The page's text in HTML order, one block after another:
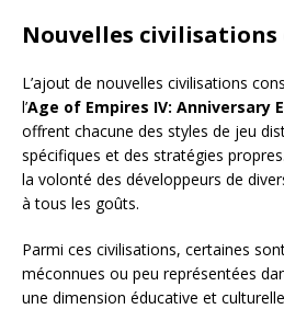
Nouvelles
L’ajout de nouvelles civilisations
l’Age of Empires IV: Anniversary
offrent chacune des styles de jeu
spécifiques et des stratégies
la volonté des développeurs de
à tous les goûts.
Parmi ces civilisations, certaines
méconnues ou peu représentées
une dimension éducative et